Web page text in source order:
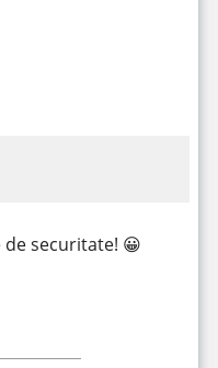
de securitate! 😀